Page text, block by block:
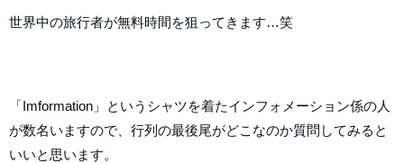
世界中の旅行者が無料時間を狙ってきます…笑
「Imformation」というシャツを着たインフォメーション係の人
が数名いますので、行列の最後尾がどこなのか質問してみると
いいと思います。